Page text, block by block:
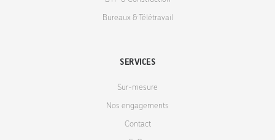
Bureaux & Télétravail
SERVICES
Sur-mesure
Nos engagements
Contact